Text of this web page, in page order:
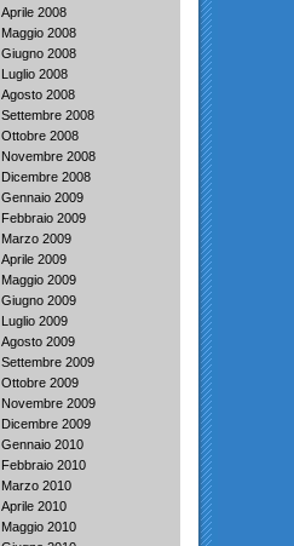
Aprile 2008
Maggio 2008
Giugno 2008
Luglio 2008
Agosto 2008
Settembre 2008
Ottobre 2008
Novembre 2008
Dicembre 2008
Gennaio 2009
Febbraio 2009
Marzo 2009
Aprile 2009
Maggio 2009
Giugno 2009
Luglio 2009
Agosto 2009
Settembre 2009
Ottobre 2009
Novembre 2009
Dicembre 2009
Gennaio 2010
Febbraio 2010
Marzo 2010
Aprile 2010
Maggio 2010